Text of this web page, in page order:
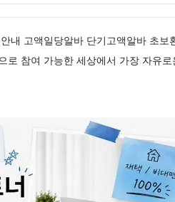
내 고액일당알바 단기고액알바 초보
참여 가능한 세상에서 가장 자유